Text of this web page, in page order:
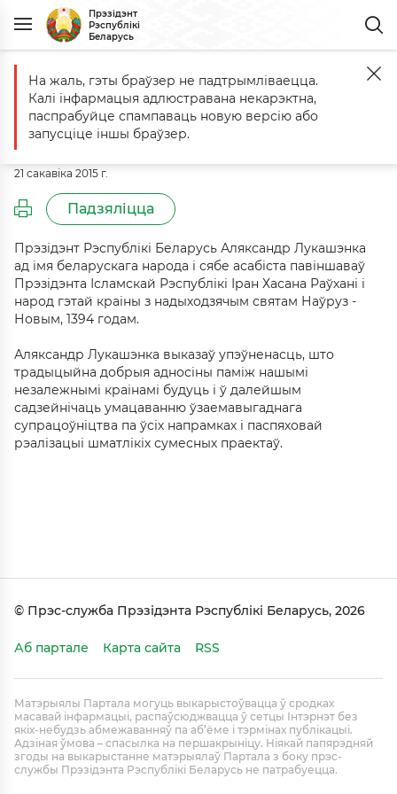
Прэзідэнт
Рэспублікі
Беларусь
Галоўная Падзеі Віншаванне Прэзідэнту Ісламскай Рэспублікі
Віншаванне Прэзідэнту Ісламскай
Рэспублікі Іран Хасану Раўхані
21 сакавіка 2015 г.
Падзяліцца
Прэзідэнт Рэспублікі Беларусь Аляксандр Лукашэнка
ад імя беларускага народа і сябе асабіста павіншаваў
Прэзідэнта Ісламскай Рэспублікі Іран Хасана Раўхані і
народ гэтай краіны з надыходзячым святам Наўруз -
Новым, 1394 годам.
Аляксандр Лукашэнка выказаў упэўненасць, што
традыцыйна добрыя адносіны паміж нашымі
незалежнымі краінамі будуць і ў далейшым
садзейнічаць умацаванню ўзаемавыгаднага
супрацоўніцтва па ўсіх напрамках і паспяховай
рэалізацыі шматлікіх сумесных праектаў.
© Прэс-служба Прэзідэнта Рэспублікі Беларусь, 2026
Аб партале Карта сайта RSS
Матэрыялы Партала могуць выкарыстоўвацца ў сродках
масавай інфармацыі, распаўсюджвацца ў сетцы Інтэрнэт без
якіх-небудзь абмежаванняў па аб’ёме і тэрмінах публікацыі.
Адзіная ўмова – спасылка на першакрыніцу. Ніякай папярэдняй
згоды на выкарыстанне матэрыялаў Партала з боку прэс-
службы Прэзідэнта Рэспублікі Беларусь не патрабуецца.
На жаль, гэты браўзер не падтрымліваецца.
Калі інфармацыя адлюстравана некарэктна,
паспрабуйце спампаваць новую версію або
запусціце іншы браўзер.